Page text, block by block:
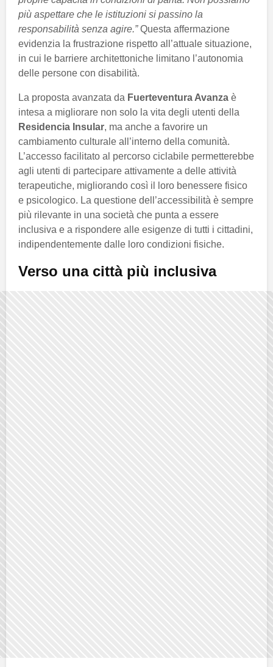
più aspettare che le istituzioni si passino la
responsabilità senza agire.”Questa affermazione
evidenzia la frustrazione rispetto all’attuale situazione,
in cui le barriere architettoniche limitano l’autonomia
delle persone con disabilità.
La proposta avanzata da Fuerteventura Avanza è
intesa a migliorare non solo la vita degli utenti della
Residencia Insular, ma anche a favorire un
cambiamento culturale all’interno della comunità.
L’accesso facilitato al percorso ciclabile permetterebbe
agli utenti di partecipare attivamente a delle attività
terapeutiche, migliorando così il loro benessere fisico
e psicologico. La questione dell’accessibilità è sempre
più rilevante in una società che punta a essere
inclusiva e a rispondere alle esigenze di tutti i cittadini,
indipendentemente dalle loro condizioni fisiche.
Verso una città più inclusiva